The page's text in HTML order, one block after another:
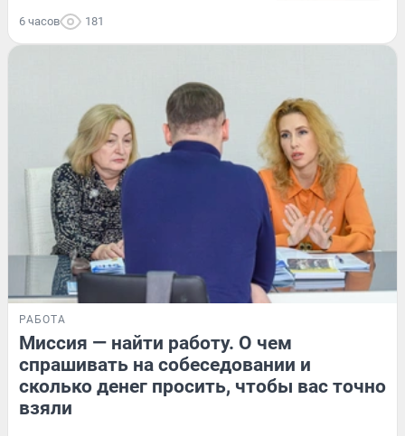
6 часов 181
РАБОТА
Миссия — найти работу. О чем
спрашивать на собеседовании и
сколько денег просить, чтобы вас точно
взяли